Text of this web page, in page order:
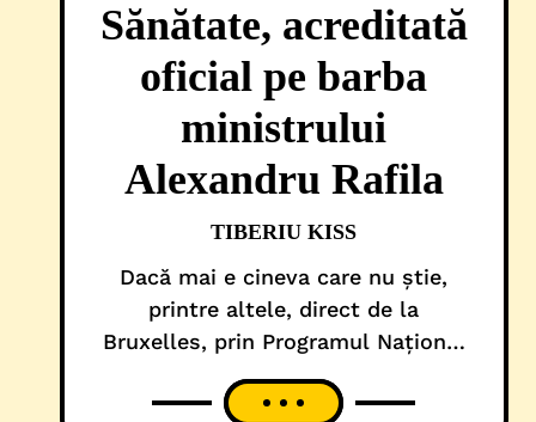
Sănătate, acreditată
oficial pe barba
ministrului
Alexandru Rafila
TIBERIU KISS
Dacă mai e cineva care nu știe,
printre altele, direct de la
Bruxelles, prin Programul Național
de Redresare și Reziliență (PNRR),
gestionat de Ministerul Investițiilor